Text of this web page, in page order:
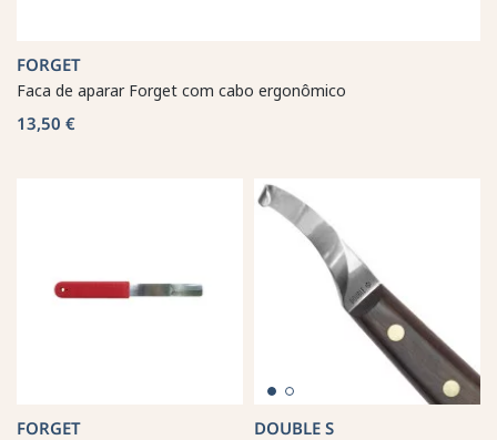
FORGET
Faca de aparar Forget com cabo ergonômico
13,50 €
FORGET DOUBLE S